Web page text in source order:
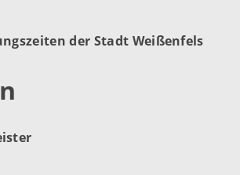
der Stadt Weißenfels